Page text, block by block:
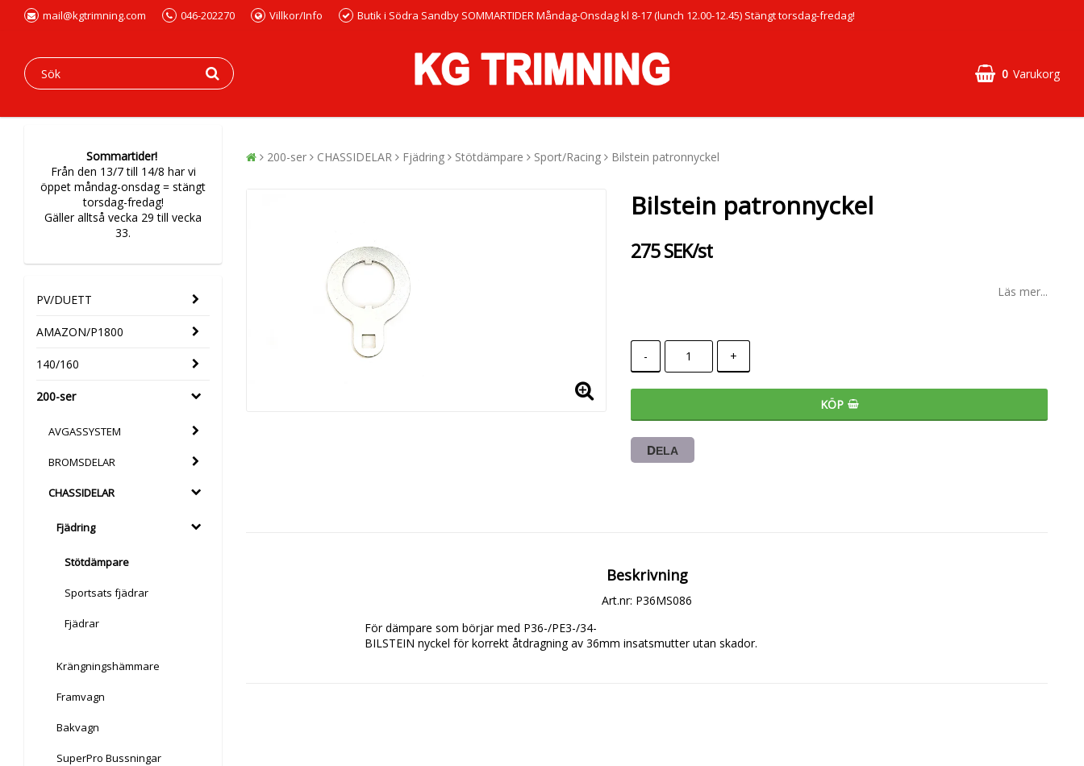
mail@kgtrimning.com 046-202270 Villkor/Info Butik i Södra Sandby SOMMARTIDER Måndag-Onsdag kl 8-17 (lunch 12.00-12.45) Stängt torsdag-fredag!
0 Varukorg
Sommartider!
Från den 13/7 till 14/8 har vi
öppet måndag-onsdag = stängt
torsdag-fredag!
Gäller alltså vecka 29 till vecka
33.
PV/DUETT
AMAZON/P1800
140/160
200-ser
AVGASSYSTEM
BROMSDELAR
CHASSIDELAR
Fjädring
Stötdämpare
Sportsats fjädrar
Fjädrar
Krängningshämmare
Framvagn
Bakvagn
SuperPro Bussningar
200-ser CHASSIDELAR Fjädring Stötdämpare Sport/Racing Bilstein patronnyckel
Bilstein patronnyckel
275 SEK/st
Läs mer...
- +
KÖP
DELA
Beskrivning
Art.nr: P36MS086
För dämpare som börjar med P36-/PE3-/34-
BILSTEIN nyckel för korrekt åtdragning av 36mm insatsmutter utan skador.